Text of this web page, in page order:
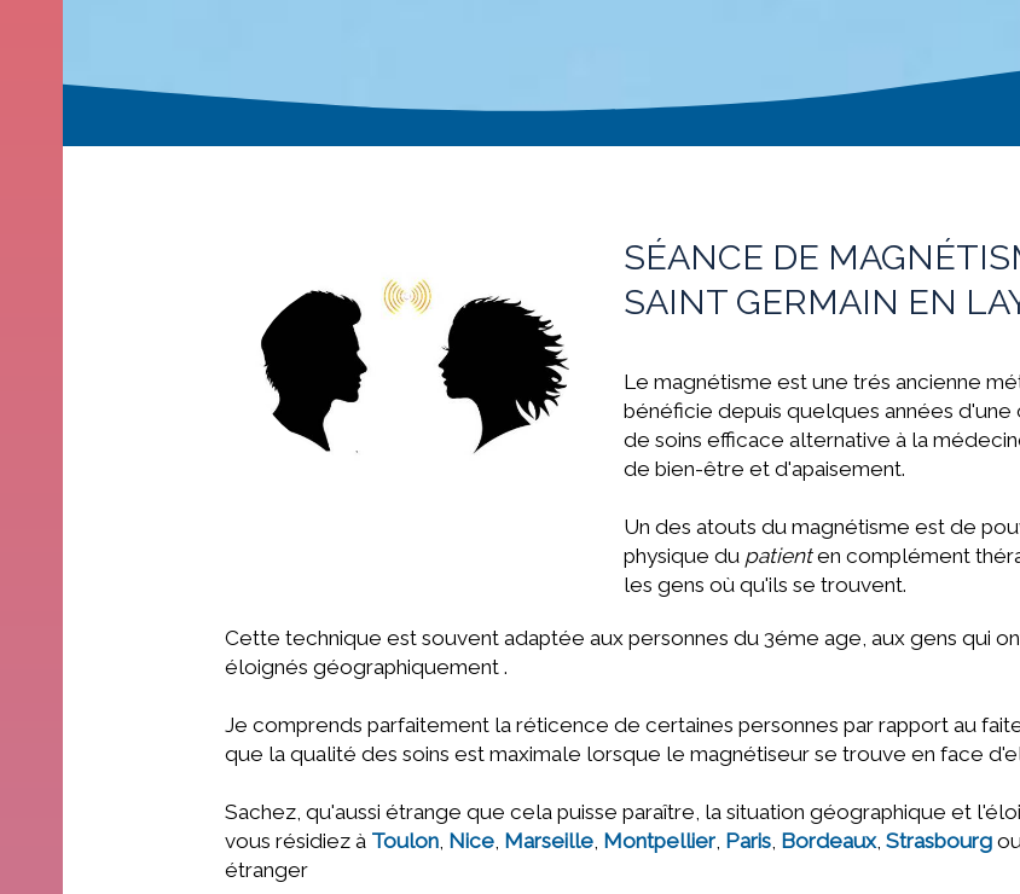
SÉANCE DE
SAINT GERMAIN EN
Le magnétisme est une trés ancienne
bénéficie depuis quelques années
de soins efficace alternative à la
de bien-être et d'apaisement.
Un des atouts du magnétisme est de
physique du patienten complément
les gens où qu'ils se trouvent.
Cette technique est souvent adaptée aux personnes du 3éme age, aux gens qui
éloignés géographiquement .
Je comprends parfaitement la réticence de certaines personnes par rapport au
que la qualité des soins est maximale lorsque le magnétiseur se trouve en face
Sachez, qu'aussi étrange que cela puisse paraître, la situation géographique et
vous résidiez à Toulon, Nice, Marseille, Montpellier, Paris, Bordeaux, Strasbourg
étranger